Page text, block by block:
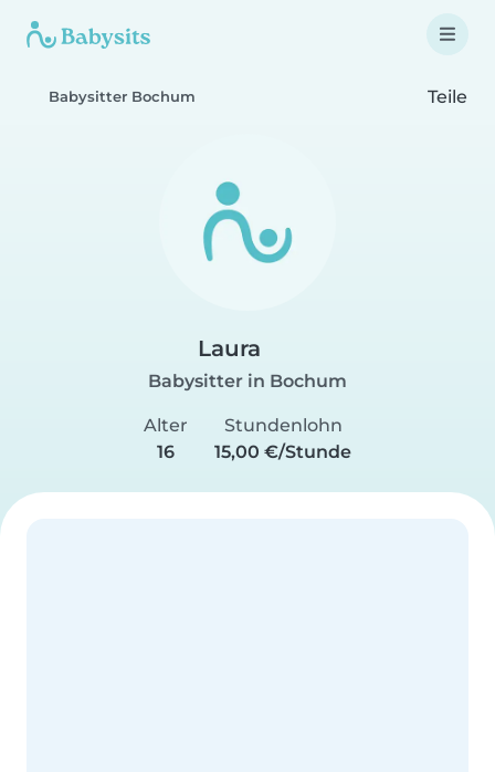
Babysitter Bochum Teile
Laura
Babysitter in Bochum
Alter
16
Stundenlohn
15,00 €/Stunde